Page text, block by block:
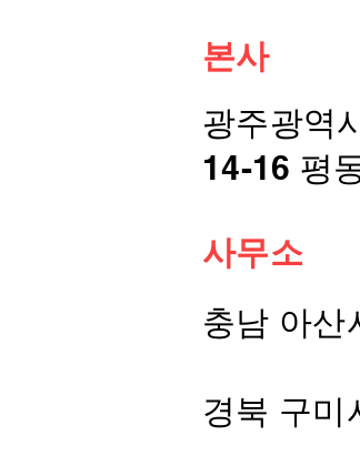
본사
광주광역
14-16 평
​사무소
충남 아산
경북 구미